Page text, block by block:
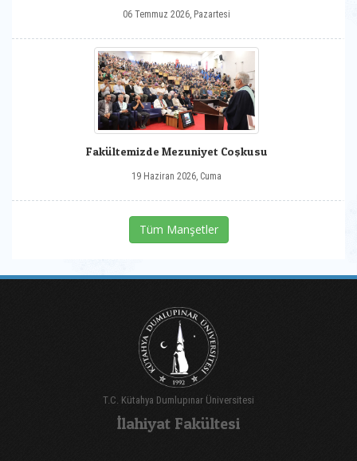
06 Temmuz 2026, Pazartesi
Fakültemizde Mezuniyet Coşkusu
19 Haziran 2026, Cuma
Tüm Manşetler
T.C. Kütahya Dumlupınar Üniversitesi
İlahiyat Fakültesi